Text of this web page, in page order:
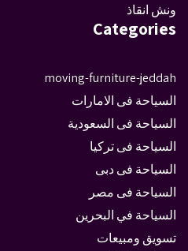
ونش انقاذ
Categories
moving-furniture-jeddah
السياحة فى الامارات
السياحة فى السعودية
السياحة فى تركيا
السياحة فى دبى
السياحة فى مصر
السياحة في البحرين
تسويق ومبيعات